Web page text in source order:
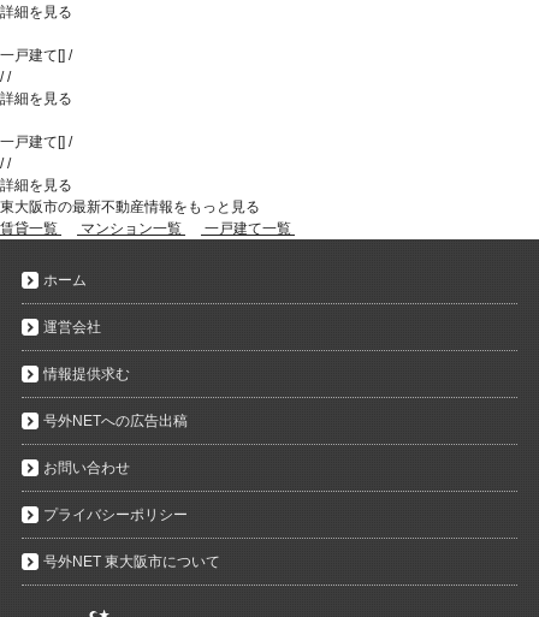
詳細を見る
一戸建て[] /
//
詳細を見る
一戸建て[] /
//
詳細を見る
東大阪市の最新不動産情報をもっと見る
賃貸一覧
マンション一覧 一戸建て一覧
ホーム
運営会社
情報提供求む
号外NETへの広告出稿
お問い合わせ
プライバシーポリシー
号外NET 東大阪市について